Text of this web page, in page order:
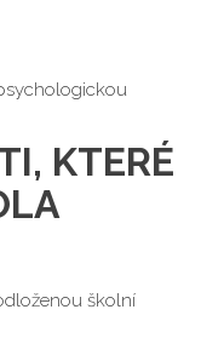
KTERÉ
školní